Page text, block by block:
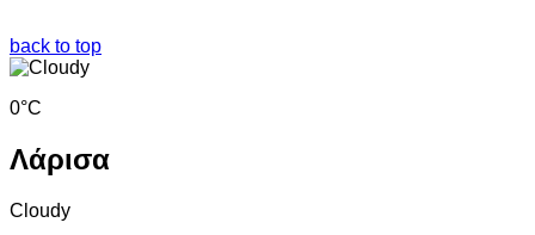
back to top
0°C
Λάρισα
Cloudy